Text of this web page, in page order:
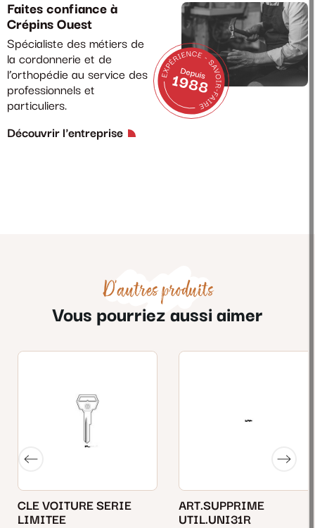
Faites confiance à
Crépins Ouest
Spécialiste des métiers de
la cordonnerie et de
l’orthopédie au service des
professionnels et
particuliers.
Découvrir l'entreprise
D'autres produits
Vous pourriez aussi aimer
CLE VOITURE SERIE
LIMITEE
ART.SUPPRIME
UTIL.UNI31R